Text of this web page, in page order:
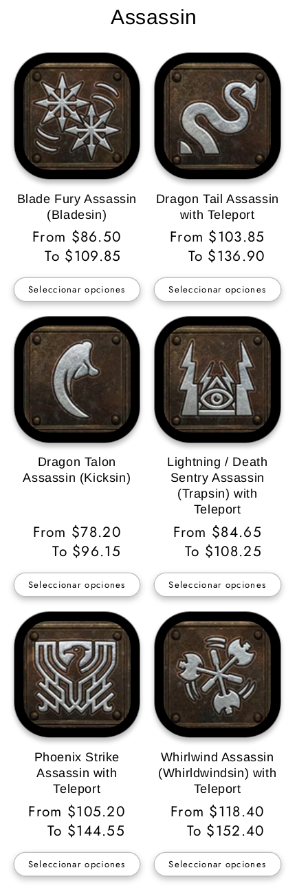
Assassin
Blade Fury Assassin
(Bladesin)
Precio
habitual
From $86.50
To $109.85
Seleccionar opciones
Dragon Tail Assassin
with Teleport
Precio
habitual
From $103.85
To $136.90
Seleccionar opciones
Dragon Talon
Assassin (Kicksin)
Precio
habitual
From $78.20
To $96.15
Seleccionar opciones
Lightning / Death
Sentry Assassin
(Trapsin) with
Teleport
Precio
habitual
From $84.65
To $108.25
Seleccionar opciones
Phoenix Strike
Assassin with
Teleport
Precio
habitual
From $105.20
To $144.55
Seleccionar opciones
Whirlwind Assassin
(Whirldwindsin) with
Teleport
Precio
habitual
From $118.40
To $152.40
Seleccionar opciones